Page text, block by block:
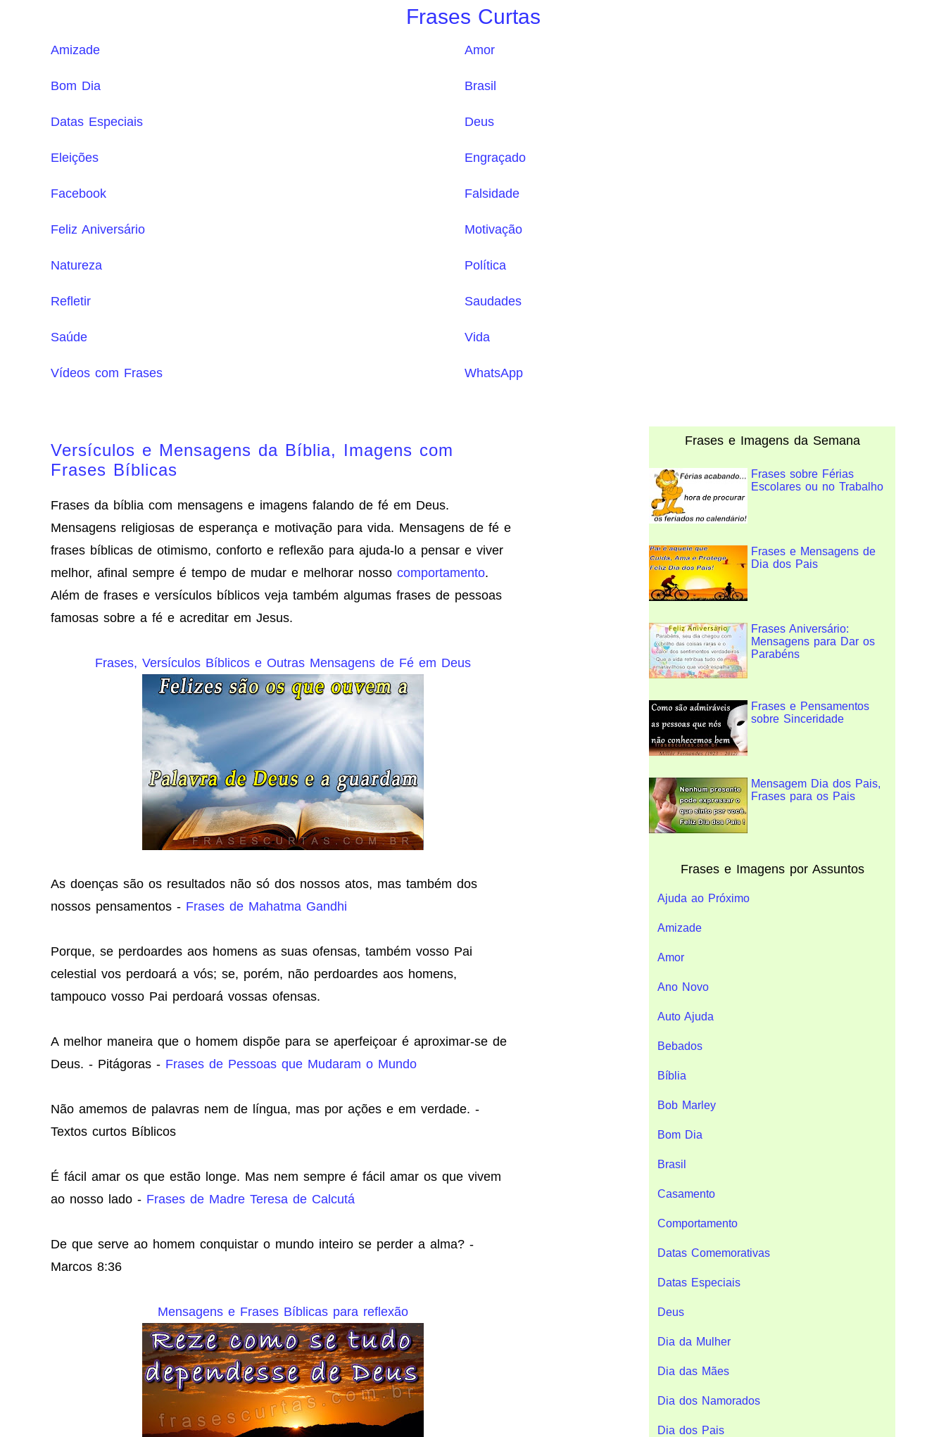
Frases Curtas
Amizade Amor
Bom Dia Brasil
Datas Especiais Deus
Eleições Engraçado
Facebook Falsidade
Feliz Aniversário Motivação
Natureza Política
Refletir Saudades
Saúde Vida
Vídeos com Frases WhatsApp
Versículos e Mensagens da Bíblia, Imagens com
Frases Bíblicas
Frases da bíblia com mensagens e imagens falando de fé em Deus.
Mensagens religiosas de esperança e motivação para vida. Mensagens de fé e
frases bíblicas de otimismo, conforto e reflexão para ajuda-lo a pensar e viver
melhor, afinal sempre é tempo de mudar e melhorar nosso comportamento.
Além de frases e versículos bíblicos veja também algumas frases de pessoas
famosas sobre a fé e acreditar em Jesus.
Frases, Versículos Bíblicos e Outras Mensagens de Fé em Deus
As doenças são os resultados não só dos nossos atos, mas também dos
nossos pensamentos - Frases de Mahatma Gandhi
Porque, se perdoardes aos homens as suas ofensas, também vosso Pai
celestial vos perdoará a vós; se, porém, não perdoardes aos homens,
tampouco vosso Pai perdoará vossas ofensas.
A melhor maneira que o homem dispõe para se aperfeiçoar é aproximar-se de
Deus. - Pitágoras - Frases de Pessoas que Mudaram o Mundo
Não amemos de palavras nem de língua, mas por ações e em verdade. -
Textos curtos Bíblicos
É fácil amar os que estão longe. Mas nem sempre é fácil amar os que vivem
ao nosso lado - Frases de Madre Teresa de Calcutá
De que serve ao homem conquistar o mundo inteiro se perder a alma? -
Marcos 8:36
Mensagens e Frases Bíblicas para reflexão
Frases e Imagens da Semana
Frases sobre Férias
Escolares ou no Trabalho
Frases e Mensagens de
Dia dos Pais
Frases Aniversário:
Mensagens para Dar os
Parabéns
Frases e Pensamentos
sobre Sinceridade
Mensagem Dia dos Pais,
Frases para os Pais
Frases e Imagens por Assuntos
Ajuda ao Próximo
Amizade
Amor
Ano Novo
Auto Ajuda
Bebados
Bíblia
Bob Marley
Bom Dia
Brasil
Casamento
Comportamento
Datas Comemorativas
Datas Especiais
Deus
Dia da Mulher
Dia das Mães
Dia dos Namorados
Dia dos Pais